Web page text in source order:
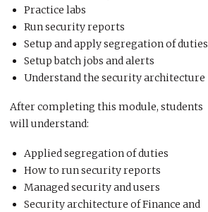
Practice labs
Run security reports
Setup and apply segregation of duties
Setup batch jobs and alerts
Understand the security architecture
After completing this module, students
will understand:
Applied segregation of duties
How to run security reports
Managed security and users
Security architecture of Finance and